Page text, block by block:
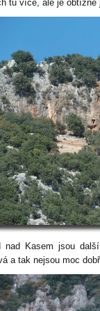
tu více, ale je obtížné
nad Kasem jsou
a tak nejsou moc